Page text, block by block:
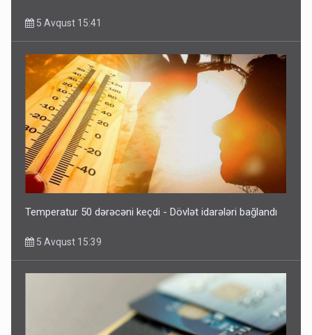
5 Avqust 15:41
Temperatur 50 dərəcəni keçdi - Dövlət idarələri bağlandı
5 Avqust 15:39